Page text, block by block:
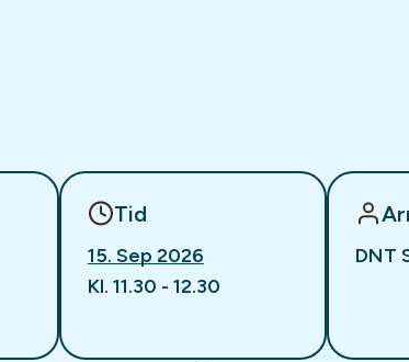
Tid
15. Sep 2026
Kl. 11.30 - 12.30
DNT